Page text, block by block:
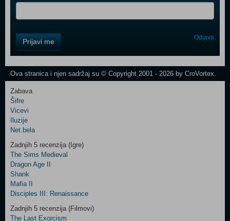
Field
One
Newsletter
Control
Field
Two
Newsletter
Control
Field
Three
Newsletter
Prijavi me Odjava
Ova stranica i njen sadržaj su © Copyright 2001 - 2026 by CroVortex.
Zabava
Šifre
Vicevi
Iluzije
Net.bela
Zadnjih 5 recenzija (Igre)
The Sims Medieval
Dragon Age II
Shank
Mafia II
Disciples III: Renaissance
Zadnjih 5 recenzija (Filmovi)
The Last Exorcism